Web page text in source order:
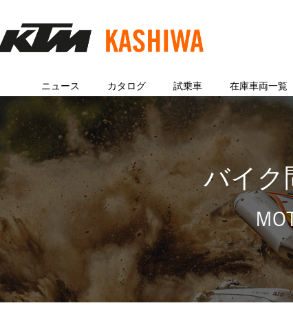
ニュース カタログ 試乗車 在庫車両一覧
バイク